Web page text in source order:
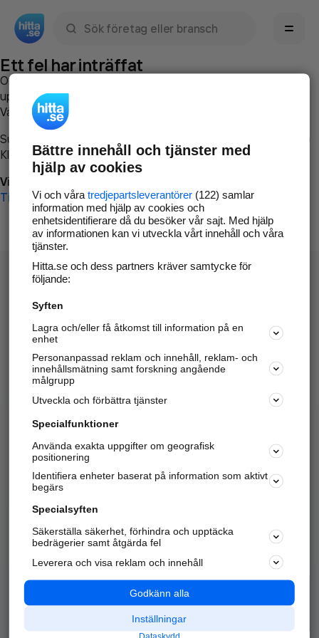
Ett fel har inträffat
Om du vill kan du
uppstod så att vi lättare och snabbare kan avhjälpa det.
Vänligen försök med följande:
Surfa till
Klicka påTillbaka-knappen i webbläsaren och försök igen
Vi beklagar besväret!
Till startsidan
Hitta.se - Gratis nummerupplysning.
Sök företag, personer och platser.
Hitta telefonnummer, adresser, företagsinfo mm.
Marknadsför företaget
Kom igång och annonsera mot
samarbetspartners nära dig.
Alla kategorier
Populära sökningar
API & Kartor
Annonsera
Integritet
Nödnummer
Bättre innehåll och tjänster med
hjälp av cookies
Vi och våra tredjepartsleverantörer(122) samlar
information med hjälp av cookies och
enhetsidentifierare då du besöker vår sajt. Med hjälp
av informationen kan vi utveckla vårt innehåll och våra
tjänster.
Hitta.se och dess partners kräver samtycke för
följande:
Syften
Lagra och/eller få åtkomst till information på en
enhet
Personanpassad reklam och innehåll, reklam- och
innehållsmätning samt forskning angående
målgrupp
Utveckla och förbättra tjänster
Specialfunktioner
Använda exakta uppgifter om geografisk
positionering
Identifiera enheter baserat på information som aktivt
begärs
Specialsyften
Säkerställa säkerhet, förhindra och upptäcka
bedrägerier samt åtgärda fel
Leverera och visa reklam och innehåll
Godkänn alla
Inställningar
Dataskydd